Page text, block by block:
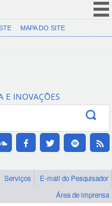
CORONAVÍRUS (COVID-19)
Canais
MAPA DO SITE
E INOVAÇÕES
Serviços
E-mail do Pesquisador
Área de imprensa